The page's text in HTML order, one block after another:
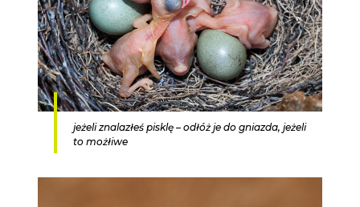
jeżeli znalazłeś pisklę – odłóż je do gniazda, jeżeli
to możłiwe